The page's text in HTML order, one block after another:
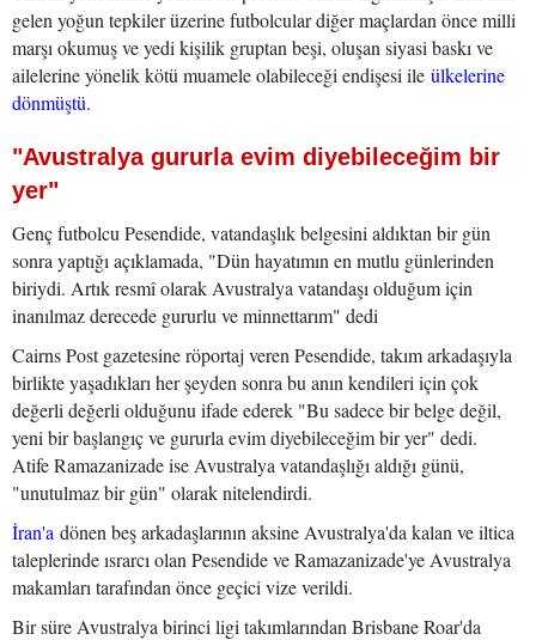
gelen yoğun tepkiler üzerine futbolcular diğer maçlardan önce milli
marşı okumuş ve yedi kişilik gruptan beşi, oluşan siyasi baskı ve
ailelerine yönelik kötü muamele olabileceği endişesi ile ülkelerine
dönmüştü.
"Avustralya gururla evim diyebileceğim bir
yer"
Genç futbolcu Pesendide, vatandaşlık belgesini aldıktan bir gün
sonra yaptığı açıklamada, "Dün hayatımın en mutlu günlerinden
biriydi. Artık resmî olarak Avustralya vatandaşı olduğum için
inanılmaz derecede gururlu ve minnettarım" dedi
Cairns Post gazetesine röportaj veren Pesendide, takım arkadaşıyla
birlikte yaşadıkları her şeyden sonra bu anın kendileri için çok
değerli değerli olduğunu ifade ederek "Bu sadece bir belge değil,
yeni bir başlangıç ve gururla evim diyebileceğim bir yer" dedi.
Atife Ramazanizade ise Avustralya vatandaşlığı aldığı günü,
"unutulmaz bir gün" olarak nitelendirdi.
İran'a dönen beş arkadaşlarının aksine Avustralya'da kalan ve iltica
taleplerinde ısrarcı olan Pesendide ve Ramazanizade'ye Avustralya
makamları tarafından önce geçici vize verildi.
Bir süre Avustralya birinci ligi takımlarından Brisbane Roar'da